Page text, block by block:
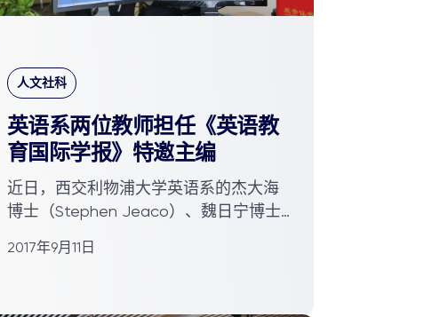
人文社科
英语系两位教师担任《英语教
育国际学报》特邀主编
近日，西交利物浦大学英语系的杰大海
博士（Stephen Jeaco）、魏日宁博士
2017年9月11日